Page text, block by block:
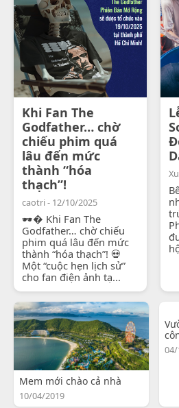
Khi Fan The
Godfather… chờ
chiếu phim quá
lâu đến mức
thành “hóa
thạch”!
caotri - 12/10/2025
🕶� Khi Fan The
Godfather… chờ chiếu
phim quá lâu đến mức
thành “hóa thạch”! 💀
Một “cuộc hẹn lịch sử”
cho fan điện ảnh tạ...
Mem mới chào cả nhà
10/04/2019